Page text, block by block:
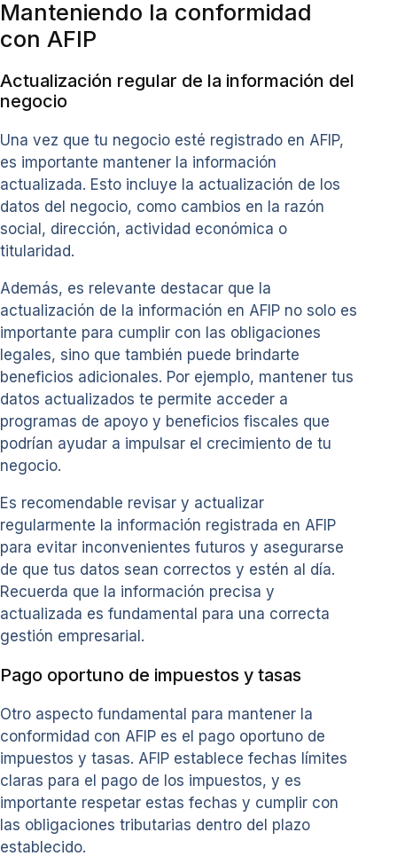
Manteniendo la conformidad
con AFIP
Actualización regular de la información del
negocio
Una vez que tu negocio esté registrado en AFIP,
es importante mantener la información
actualizada. Esto incluye la actualización de los
datos del negocio, como cambios en la razón
social, dirección, actividad económica o
titularidad.
Además, es relevante destacar que la
actualización de la información en AFIP no solo es
importante para cumplir con las obligaciones
legales, sino que también puede brindarte
beneficios adicionales. Por ejemplo, mantener tus
datos actualizados te permite acceder a
programas de apoyo y beneficios fiscales que
podrían ayudar a impulsar el crecimiento de tu
negocio.
Es recomendable revisar y actualizar
regularmente la información registrada en AFIP
para evitar inconvenientes futuros y asegurarse
de que tus datos sean correctos y estén al día.
Recuerda que la información precisa y
actualizada es fundamental para una correcta
gestión empresarial.
Pago oportuno de impuestos y tasas
Otro aspecto fundamental para mantener la
conformidad con AFIP es el pago oportuno de
impuestos y tasas. AFIP establece fechas límites
claras para el pago de los impuestos, y es
importante respetar estas fechas y cumplir con
las obligaciones tributarias dentro del plazo
establecido.